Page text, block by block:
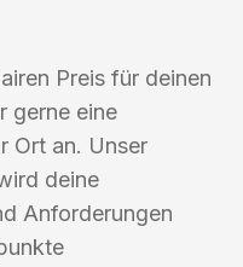
Preis für deinen
gerne eine
Ort an. Unser
deine
Anforderungen